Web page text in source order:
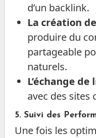
d’un backlink.
La création
produire du
partageable
naturels.
L’échange de
avec des sites
5. Suivi des
Une fois les